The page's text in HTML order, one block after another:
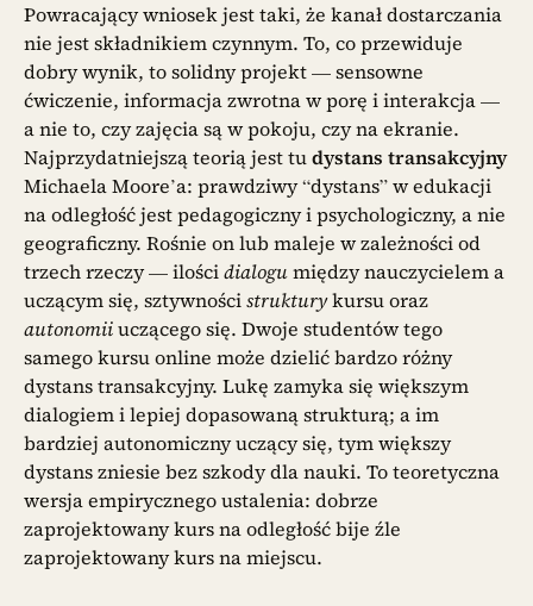
Powracający wniosek jest taki, że kanał dostarczania
nie jest składnikiem czynnym. To, co przewiduje
dobry wynik, to solidny projekt — sensowne
ćwiczenie, informacja zwrotna w porę i interakcja —
a nie to, czy zajęcia są w pokoju, czy na ekranie.
Najprzydatniejszą teorią jest tudystans transakcyjny
Michaela Moore’a: prawdziwy “dystans” w edukacji
na odległość jest pedagogiczny i psychologiczny, a nie
geograficzny. Rośnie on lub maleje w zależności od
trzech rzeczy — ilościdialogumiędzy nauczycielem a
uczącym się, sztywnościstrukturykursu oraz
autonomiiuczącego się. Dwoje studentów tego
samego kursu online może dzielić bardzo różny
dystans transakcyjny. Lukę zamyka się większym
dialogiem i lepiej dopasowaną strukturą; a im
bardziej autonomiczny uczący się, tym większy
dystans zniesie bez szkody dla nauki. To teoretyczna
wersja empirycznego ustalenia: dobrze
zaprojektowany kurs na odległość bije źle
zaprojektowany kurs na miejscu.